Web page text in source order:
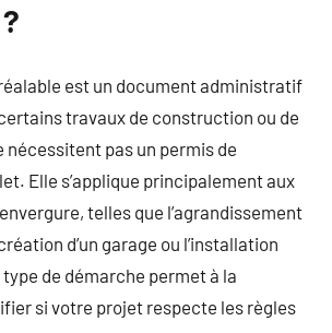
est un document administratif
travaux de construction ou de
nécessitent pas un permis de
Elle s’applique principalement aux
telles que l’agrandissement
d’un garage ou l’installation
type de démarche permet à la
si votre projet respecte les règles